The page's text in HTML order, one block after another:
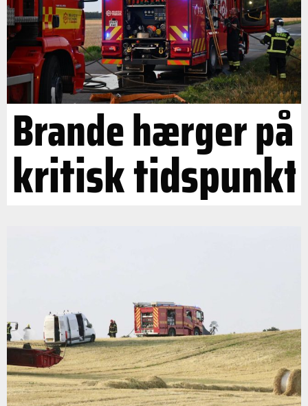
Brande hærger på
kritisk tidspunkt